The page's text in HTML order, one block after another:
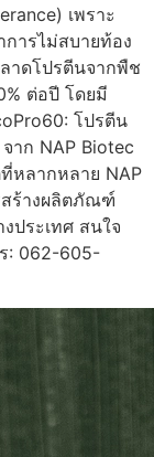
เพราะ
ารไม่สบายท้อง
าดโปรตีนจากพืช
ต่อปี โดยมี
โปรตีน
าก NAP Biotec
หลากหลาย NAP
ร้างผลิตภัณฑ์
ประเทศ สนใจ
: 062-605-